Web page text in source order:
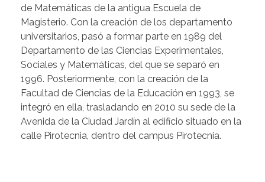
de Matemáticas de la antigua Escuela de
Magisterio. Con la creación de los departamento
universitarios, pasó a formar parte en 1989 del
Departamento de las Ciencias Experimentales,
Sociales y Matemáticas, del que se separó en
1996. Posteriormente, con la creación de la
Facultad de Ciencias de la Educación en 1993, se
integró en ella, trasladando en 2010 su sede de la
Avenida de la Ciudad Jardín al edificio situado en la
calle Pirotecnia, dentro del campus Pirotecnia.